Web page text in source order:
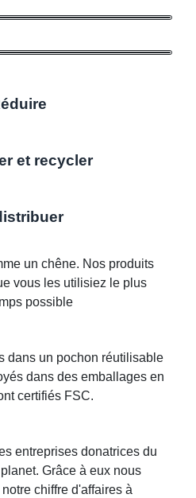
et recycler
un chêne. Nos produits
vous les utilisiez le plus
possible
dans un pochon réutilisable
dans des emballages en
certifiés FSC.
entreprises donatrices du
Grâce à eux nous
chiffre d'affaires à